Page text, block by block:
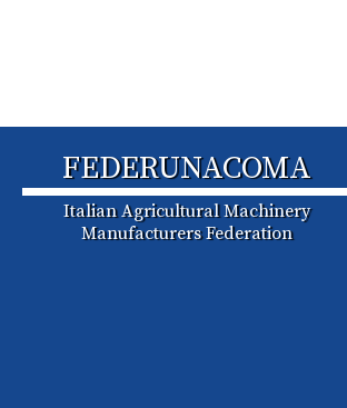
FEDERUNACOMA
Italian Agricultural Machinery
Manufacturers Federation